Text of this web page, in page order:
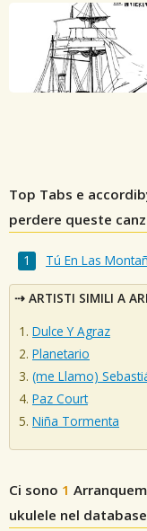
Top Tabs e
perdere queste
Tú En Las
ARTISTI SIMILI A
Dulce Y Agraz
Planetario
(me Llamo)
Paz Court
Niña Tormenta
Ci sono 1
ukulele nel database